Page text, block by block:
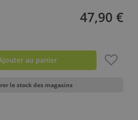
47,90 €
au panier
le stock des magasins